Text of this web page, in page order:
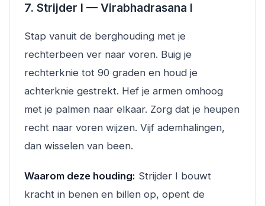
7. Strijder I — Virabhadrasana I
Stap vanuit de berghouding met je
rechterbeen ver naar voren. Buig je
rechterknie tot 90 graden en houd je
achterknie gestrekt. Hef je armen omhoog
met je palmen naar elkaar. Zorg dat je heupen
recht naar voren wijzen. Vijf ademhalingen,
dan wisselen van been.
Waarom deze houding: Strijder I bouwt
kracht in benen en billen op, opent de